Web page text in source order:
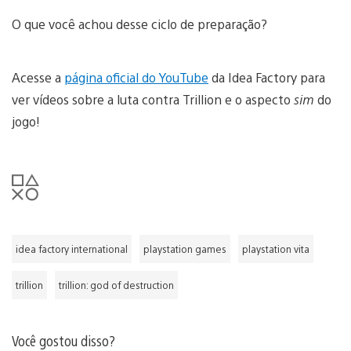
O que você achou desse ciclo de preparação?
Acesse a página oficial do YouTube da Idea Factory para
ver vídeos sobre a luta contra Trillion e o aspecto sim do
jogo!
idea factory international playstation games playstation vita
trillion trillion: god of destruction
Você gostou disso?